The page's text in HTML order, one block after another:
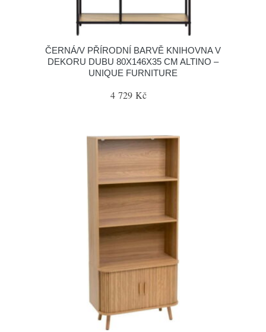
ČERNÁ/V PŘÍRODNÍ BARVĚ KNIHOVNA V
DEKORU DUBU 80X146X35 CM ALTINO –
UNIQUE FURNITURE
4 729 Kč